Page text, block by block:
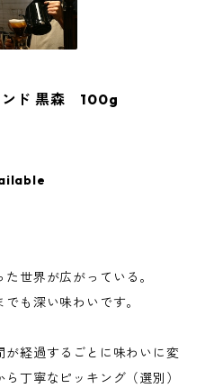
ンド 黒森 100g
世界が広がっている。
も深い味わいです。
経過するごとに味わいに変
丁寧なピッキング（選別）